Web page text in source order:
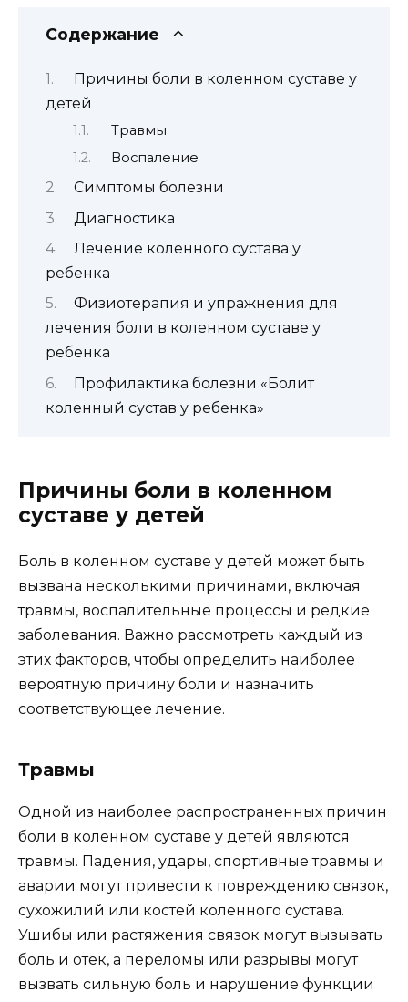
Содержание
Причины боли в коленном суставе у
детей
Травмы
Воспаление
Симптомы болезни
Диагностика
Лечение коленного сустава у
ребенка
Физиотерапия и упражнения для
лечения боли в коленном суставе у
ребенка
Профилактика болезни «Болит
коленный сустав у ребенка»
Причины боли в коленном
суставе у детей
Боль в коленном суставе у детей может быть
вызвана несколькими причинами, включая
травмы, воспалительные процессы и редкие
заболевания. Важно рассмотреть каждый из
этих факторов, чтобы определить наиболее
вероятную причину боли и назначить
соответствующее лечение.
Травмы
Одной из наиболее распространенных причин
боли в коленном суставе у детей являются
травмы. Падения, удары, спортивные травмы и
аварии могут привести к повреждению связок,
сухожилий или костей коленного сустава.
Ушибы или растяжения связок могут вызывать
боль и отек, а переломы или разрывы могут
вызвать сильную боль и нарушение функции